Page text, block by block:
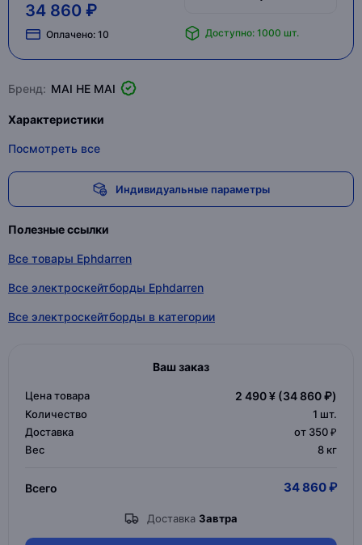
34 860 ₽
Оплачено: 10 Доступно: 1000 шт.
Бренд: MAI HE MAI
Характеристики
Посмотреть все
Индивидуальные параметры
Полезные ссылки
Все товары Ephdarren
Все электроскейтборды Ephdarren
Все электроскейтборды в категории
Ваш заказ
Цена товара 2 490 ¥ (34 860 ₽)
Количество 1 шт.
Доставка
от 350 ₽
Вес
8 кг
Всего 34 860 ₽
Доставка Завтра